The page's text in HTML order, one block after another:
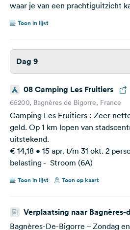
waar je van een prachtiguitzicht
Toon in lijst
Dag 9
08 Camping Les Fruitiers
65200, Bagnères de Bigorre, France
Camping Les Fruitiers : Zeer
geld. Op 1 km lopen van
uitstekend.
€ 14,18 • 15 apr. t/m 31 okt. 2
belasting - Stroom (6A)
Toon in lijst Toon op kaart
Verplaatsing naar Bagnères-
Bagnères-De-Bigorre – Zondag